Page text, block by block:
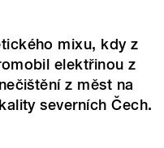
mixu, kdy z
elektřinou z
z měst na
severních Čech.